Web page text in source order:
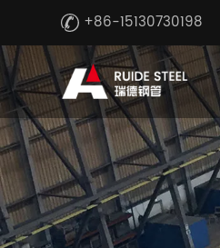
+86-15130730198